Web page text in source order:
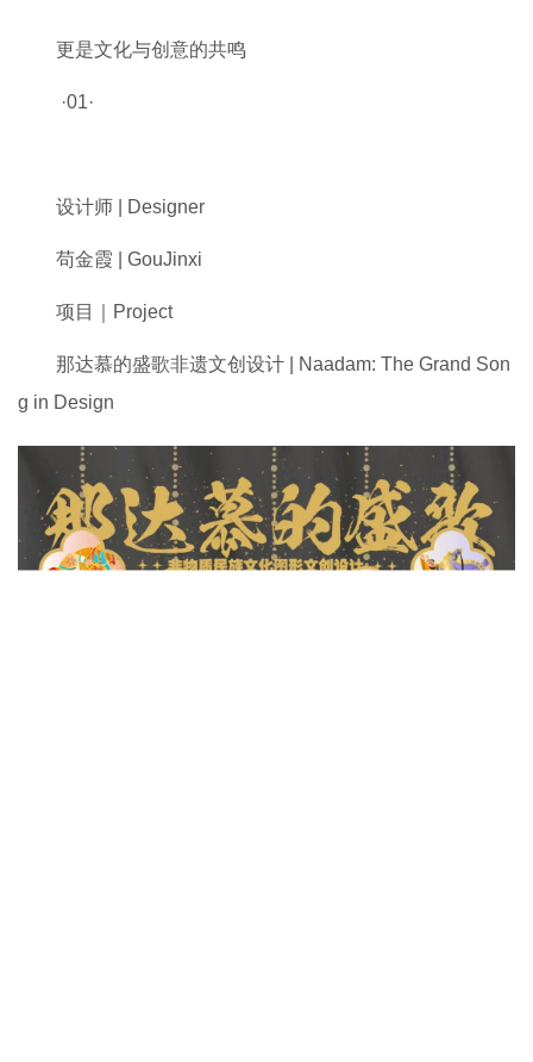
更是文化与创意的共鸣
·01·
设计师 | Designer
苟金霞 | GouJinxi
项目｜Project
那达慕的盛歌非遗文创设计 | Naadam: The Grand Son
g in Design